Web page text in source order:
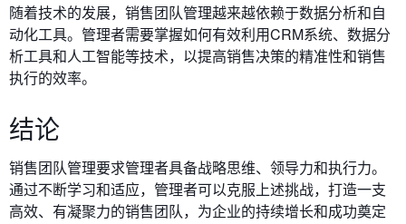
随着技术的发展，销售团队管理越来越依赖于数据分析和自
动化工具。管理者需要掌握如何有效利用CRM系统、数据分
析工具和人工智能等技术，以提高销售决策的精准性和销售
执行的效率。
结论
销售团队管理要求管理者具备战略思维、领导力和执行力。
通过不断学习和适应，管理者可以克服上述挑战，打造一支
高效、有凝聚力的销售团队，为企业的持续增长和成功奠定